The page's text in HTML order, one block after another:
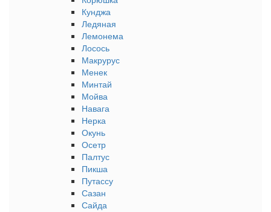
Кунджа
Ледяная
Лемонема
Лосось
Макрурус
Менек
Минтай
Мойва
Навага
Нерка
Окунь
Осетр
Палтус
Пикша
Путассу
Сазан
Сайда